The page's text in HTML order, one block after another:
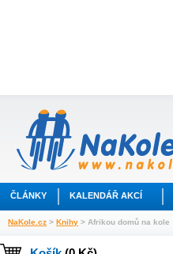
ČLÁNKY KALENDÁŘ AKCÍ
NaKole.cz > Knihy > Afrikou domů na kole